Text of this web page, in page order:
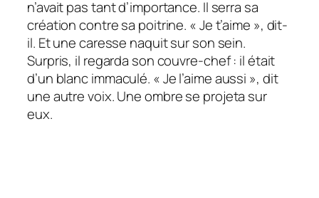
n’avait pas tant d’importance. Il serra sa
création contre sa poitrine. « Je t’aime », dit-
il. Et une caresse naquit sur son sein.
Surpris, il regarda son couvre-chef : il était
d’un blanc immaculé. « Je l’aime aussi », dit
une autre voix. Une ombre se projeta sur
eux.